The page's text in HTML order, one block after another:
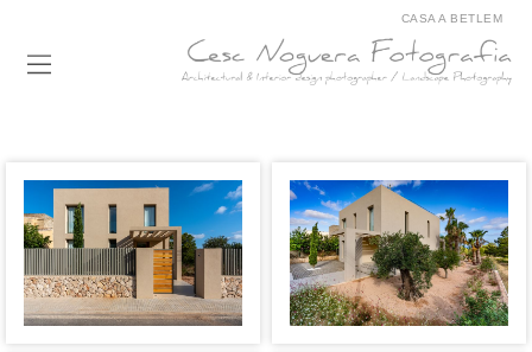
CASA A BETLEM